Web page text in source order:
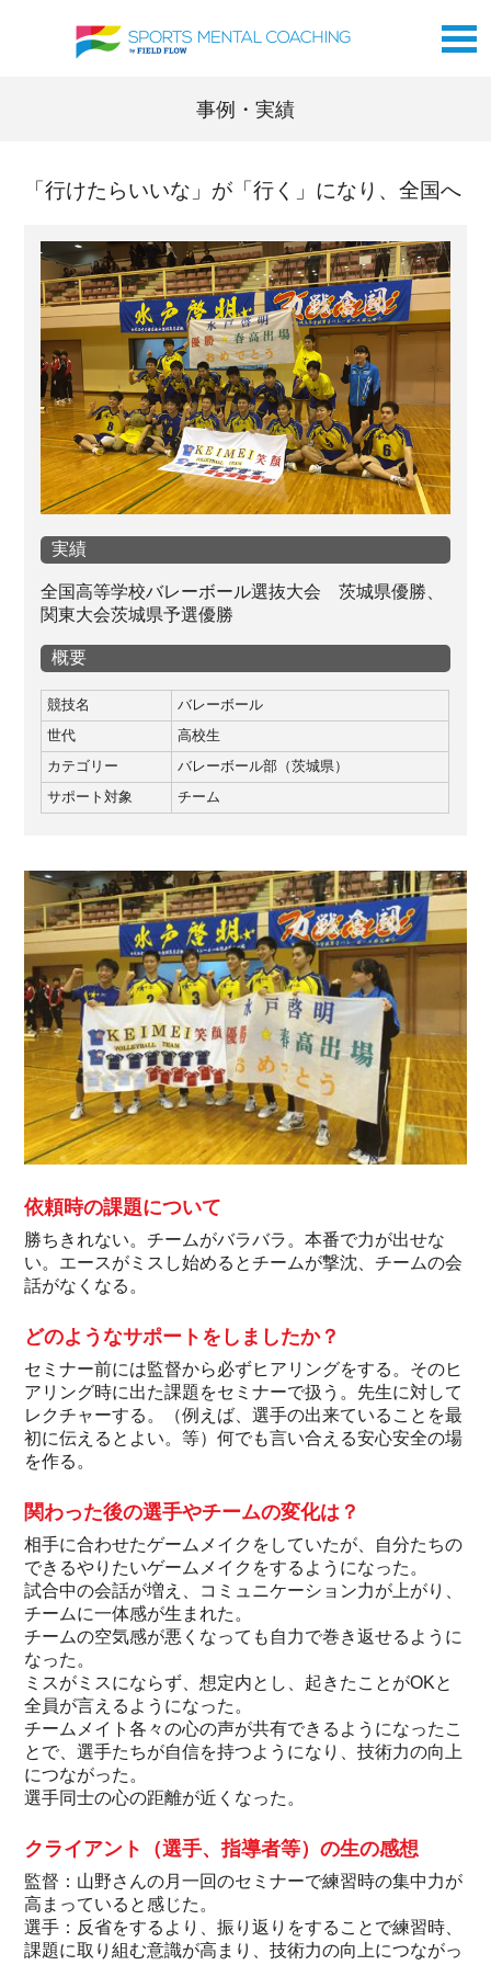
事例・実績
「行けたらいいな」が「行く」になり、全国へ
実績
全国高等学校バレーボール選抜大会 茨城県優勝、
関東大会茨城県予選優勝
概要
競技名
バレーボール
世代
高校生
カテゴリー
バレーボール部（茨城県）
サポート対象
チーム
依頼時の課題について
勝ちきれない。チームがバラバラ。本番で力が出せな
い。エースがミスし始めるとチームが撃沈、チームの会
話がなくなる。
どのようなサポートをしましたか？
セミナー前には監督から必ずヒアリングをする。そのヒ
アリング時に出た課題をセミナーで扱う。先生に対して
レクチャーする。（例えば、選手の出来ていることを最
初に伝えるとよい。等）何でも言い合える安心安全の場
を作る。
関わった後の選手やチームの変化は？
相手に合わせたゲームメイクをしていたが、自分たちの
できるやりたいゲームメイクをするようになった。
試合中の会話が増え、コミュニケーション力が上がり、
チームに一体感が生まれた。
チームの空気感が悪くなっても自力で巻き返せるように
なった。
ミスがミスにならず、想定内とし、起きたことがOKと
全員が言えるようになった。
チームメイト各々の心の声が共有できるようになったこ
とで、選手たちが自信を持つようになり、技術力の向上
につながった。
選手同士の心の距離が近くなった。
クライアント（選手、指導者等）の生の感想
監督：山野さんの月一回のセミナーで練習時の集中力が
高まっていると感じた。
選手：反省をするより、振り返りをすることで練習時、
課題に取り組む意識が高まり、技術力の向上につながっ